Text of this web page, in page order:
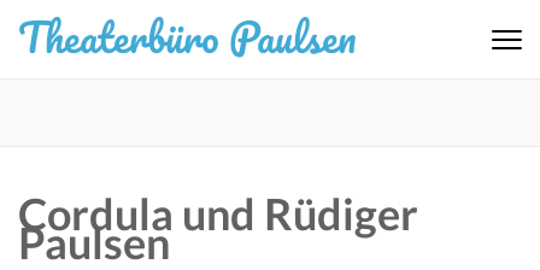
Inhalt
Theaterbüro Paulsen
Cordula und Rüdiger
Paulsen